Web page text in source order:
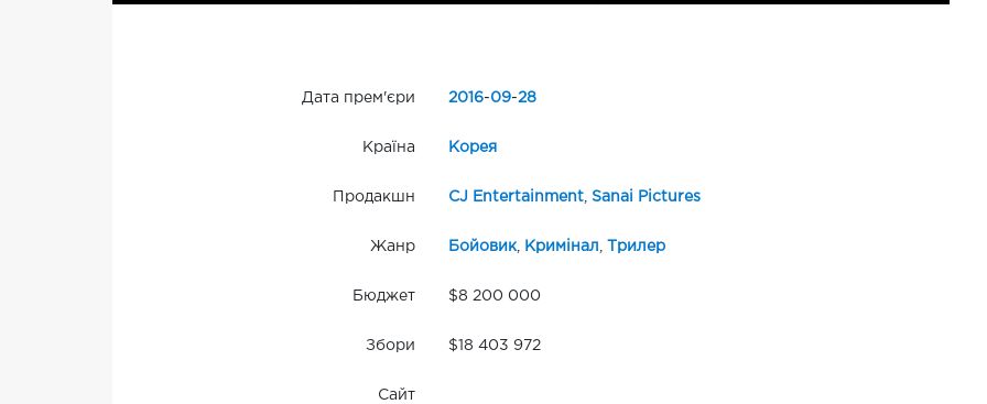
Дата прем'єри 2016-09-28
Країна Корея
Продакшн CJ Entertainment, Sanai Pictures
Жанр Бойовик, Кримінал Трилер
Бюджет $8 200 000
Збори $18 403 972
Сайт